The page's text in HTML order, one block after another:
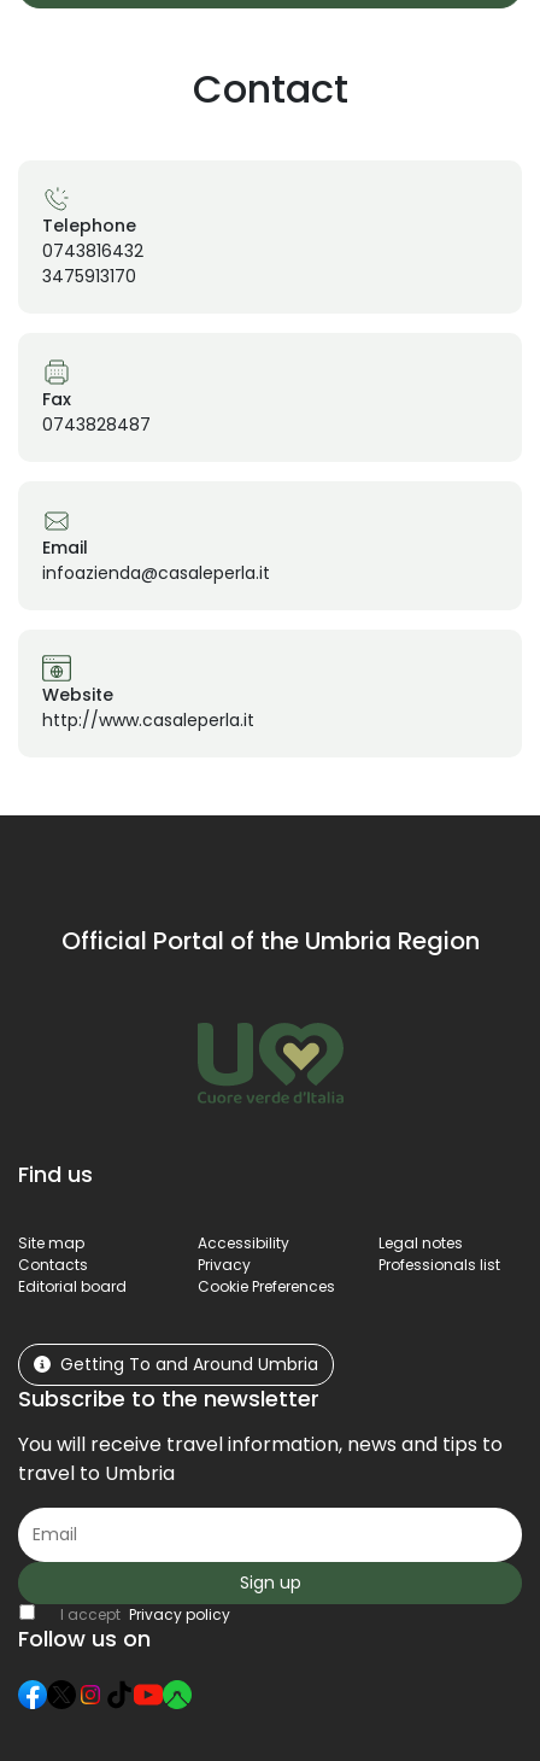
Contact
Telephone
0743816432
3475913170
Fax
0743828487
Email
infoazienda@casaleperla.it
Website
http://www.casaleperla.it
Official Portal of the Umbria Region
Find us
Site map Accessibility
Legal notes
Contacts
Privacy
Professionals list
Editorial board
Cookie Preferences
Getting To and Around Umbria
Subscribe to the newsletter
You will receive travel information, news and tips to
travel to Umbria
Sign up
I accept Privacy policy
Follow us on